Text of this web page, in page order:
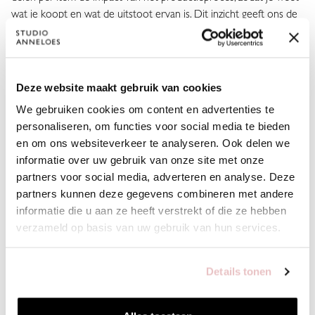
Deze website maakt gebruik van cookies
We gebruiken cookies om content en advertenties te
personaliseren, om functies voor social media te bieden
en om ons websiteverkeer te analyseren. Ook delen we
informatie over uw gebruik van onze site met onze
partners voor social media, adverteren en analyse. Deze
partners kunnen deze gegevens combineren met andere
informatie die u aan ze heeft verstrekt of die ze hebben
verzameld op basis van uw gebruik van hun services.
Details tonen
de knie uit in een elegante flared. Dit zorgt voor een vrouwelijk
silhouet en een optisch verlengend effect van de benen. De
praktische en ontspannen touch.
De Bonded Travelstof is stevig, vormvast en biedt comfortabele
stretch. Het materiaal kreukt niet en blijft mooi in model, ideaal
voor lange werkdagen of wanneer je reist. De stof is afkomstig uit
Italië en staat bekend om haar hoogwaardige kwaliteit.
wat je koopt en wat de uitstoot ervan is. Dit inzicht geeft ons de
mogelijkheid om continue te blijven werken aan het verlagen van
deze impact. Voor meer info kijk op onze uitgebreideFootprint
10.75
m3 water
6.57
kg CO2
10.42
kWh energie
SOORTGELIJKE PRODUCTEN